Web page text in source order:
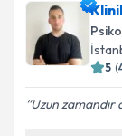
takvim
E-posta
5 (
Uzun zamandır